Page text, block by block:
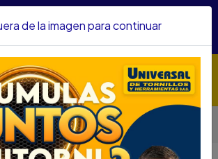
un KIT PARRILLERO por compras
Inicio
Herramientas
DISCOVER 16PUL 645068000
de la imagen para continuar